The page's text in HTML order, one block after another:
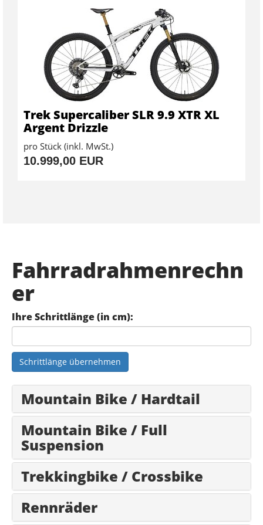
Trek Supercaliber SLR 9.9 XTR XL
Argent Drizzle
pro Stück (inkl. MwSt.)
10.999,00 EUR
Fahrradrahmenrechn
er
Ihre Schrittlänge (in cm):
Schrittlänge übernehmen
Mountain Bike / Hardtail
Mountain Bike / Full
Suspension
Trekkingbike / Crossbike
Rennräder